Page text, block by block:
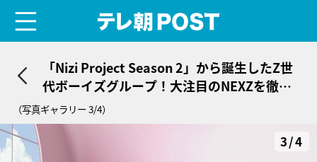
「Nizi Project Season 2」から誕生したZ世
代ボーイズグループ！大注目のNEXZを徹底
深掘り
（写真ギャラリー 3/4）
3/4